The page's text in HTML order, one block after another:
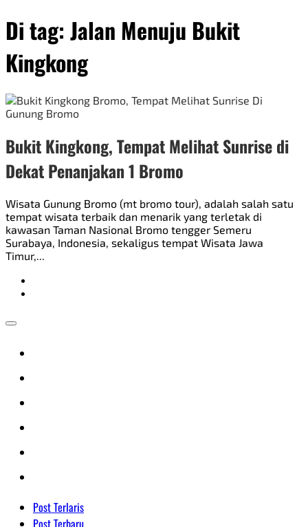
Di tag: Jalan Menuju Bukit
Kingkong
Bukit Kingkong, Tempat Melihat Sunrise di
Dekat Penanjakan 1 Bromo
Wisata Gunung Bromo (mt bromo tour), adalah salah satu
tempat wisata terbaik dan menarik yang terletak di
kawasan Taman Nasional Bromo tengger Semeru
Surabaya, Indonesia, sekaligus tempat Wisata Jawa
Timur,...
Post Terlaris